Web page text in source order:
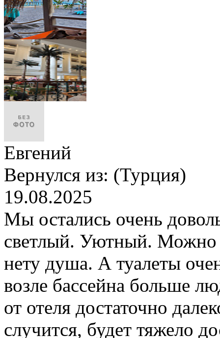
Евгений
Вернулся из: (Турция)
19.08.2025
Мы остались очень
светлый. Уютный. Можно
нету душа. А туалеты
возле бассейна больше
от отеля достаточно
случится, будет тяжело